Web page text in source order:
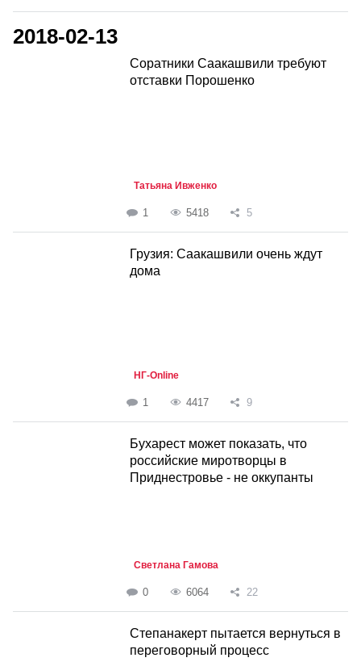
2018-02-13
Соратники Саакашвили требуют
отставки Порошенко
Татьяна Ивженко
1 5418 5
Грузия: Саакашвили очень ждут
дома
НГ-Online
1 4417 9
Бухарест может показать, что
российские миротворцы в
Приднестровье - не оккупанты
Светлана Гамова
0 6064 22
Степанакерт пытается вернуться в
переговорный процесс